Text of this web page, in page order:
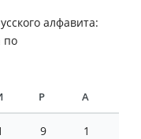
алфавита:
по
Р А
9 1